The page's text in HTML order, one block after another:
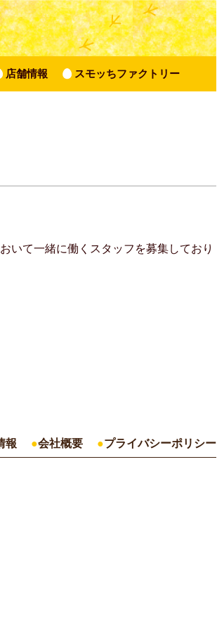
店舗情報 スモッちファクトリー
いて一緒に働くスタッフを募集しており
報 会社概要 プライバシーポリシー